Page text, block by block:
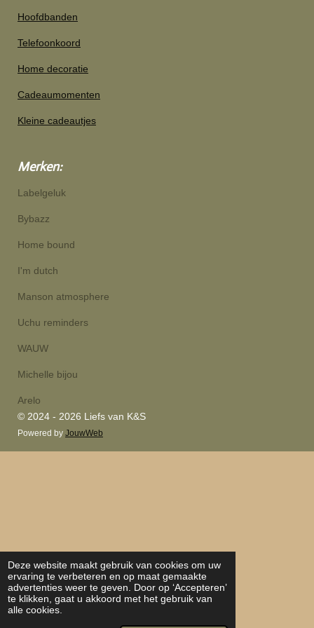
Deze website maakt gebruik van cookies om uw
ervaring te verbeteren en op maat gemaakte
advertenties weer te geven. Door op ‘Accepteren’
te klikken, gaat u akkoord met het gebruik van
alle cookies.
Hoofdbanden
Telefoonkoord
Home decoratie
Cadeaumomenten
Kleine cadeautjes
Merken:
Labelgeluk
Bybazz
Home bound
I'm dutch
Manson atmosphere
Uchu reminders
WAUW
Michelle bijou
Arelo
© 2024 - 2026 Liefs van K&S
Powered by JouwWeb